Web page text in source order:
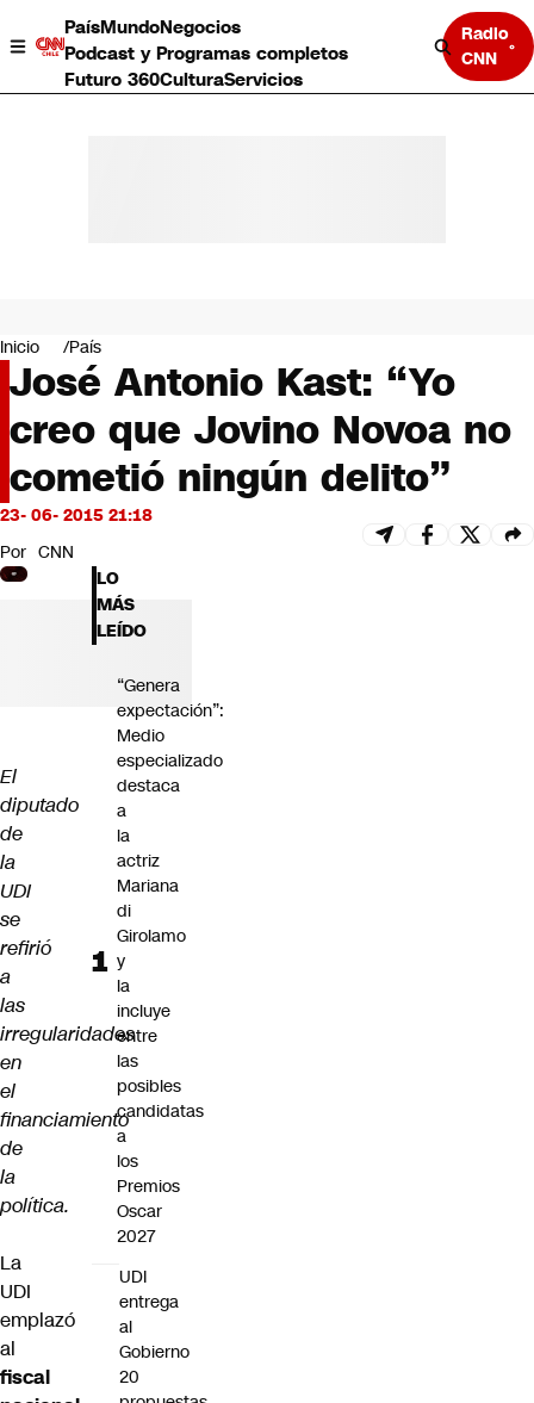
PaísMundoNegocios
Podcast y Programas completos
Futuro 360CulturaServicios
Radio
CNN
Negocios
Deportes
Programas completos
Cultura
Servicios
Bits
CNN tiempo
Futuro 360
Opinión
Inicio País
José Antonio Kast: “Yo
creo que Jovino Novoa no
cometió ningún delito”
23- 06- 2015 21:18
Por CNN
El
diputado
de
la
UDI
se
refirió
a
las
irregularidades
en
el
financiamiento
de
la
política.
La
UDI
emplazó
al
fiscal
LO
MÁS
LEÍDO
“Genera
expectación”:
Medio
especializado
destaca
a
la
actriz
Mariana
di
Girolamo
y
la
incluye
entre
las
posibles
candidatas
a
los
Premios
Oscar
2027
UDI
entrega
al
Gobierno
20